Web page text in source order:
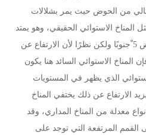
من الحوض حيث يمر بشلالات
المناخ الاستوائي الحقيقي، وهو يمتد
من شمال الحوض حتى خط عرض 5 ْجنوبًا ولكن نظرًا لأن الارتفاع عن
لا يقل عن 300 متر فإن المناخ الاستوائي السائد هنا يكون
الذي يظهر في المستويات
الارتفاع عن ذلك يختفي المناخ
معدلة من المناخ المداري، وقد
القمم المرتفعة التي توجد على